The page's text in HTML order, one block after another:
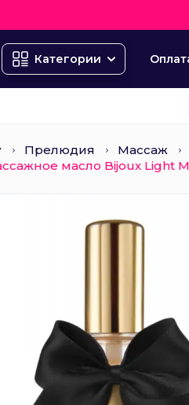
Категории
Прелюдия Массаж
масло Bijoux Light